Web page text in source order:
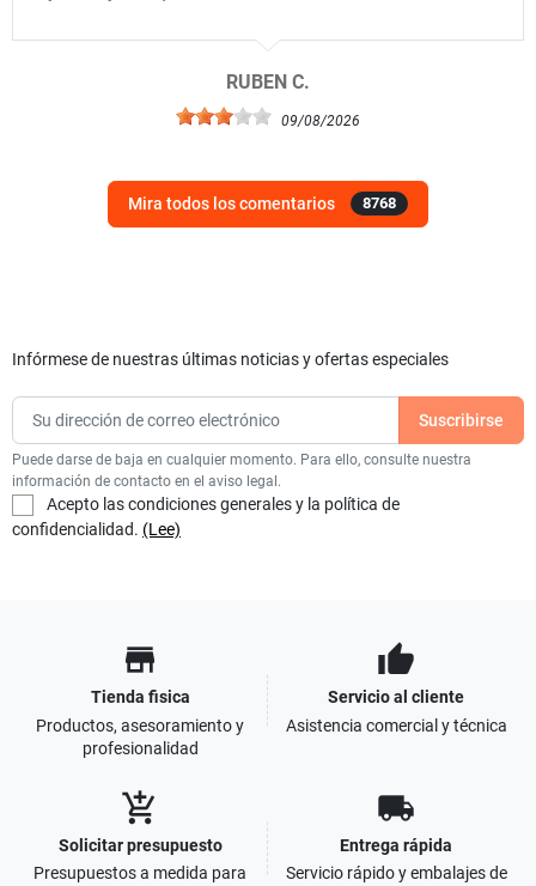
RUBEN C.
09/08/2026
Mira todos los comentarios 8768
Infórmese de nuestras últimas noticias y ofertas especiales
Puede darse de baja en cualquier momento. Para ello, consulte nuestra
información de contacto en el aviso legal.
Acepto las condiciones generales y la política de
confidencialidad. (Lee)
store
Tienda fisica
Productos, asesoramiento y
profesionalidad
thumb_up
Servicio al cliente
Asistencia comercial y técnica
add_shopping_cart
Solicitar presupuesto
Presupuestos a medida para
local_shipping
Entrega rápida
Servicio rápido y embalajes de